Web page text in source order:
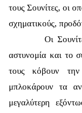
τους Σουνίτες, οι
σχηματικούς,
Οι Σουνίτες
αστυνομία και το
τους κόβουν την
μπλοκάρουν τα
μεγαλύτερη